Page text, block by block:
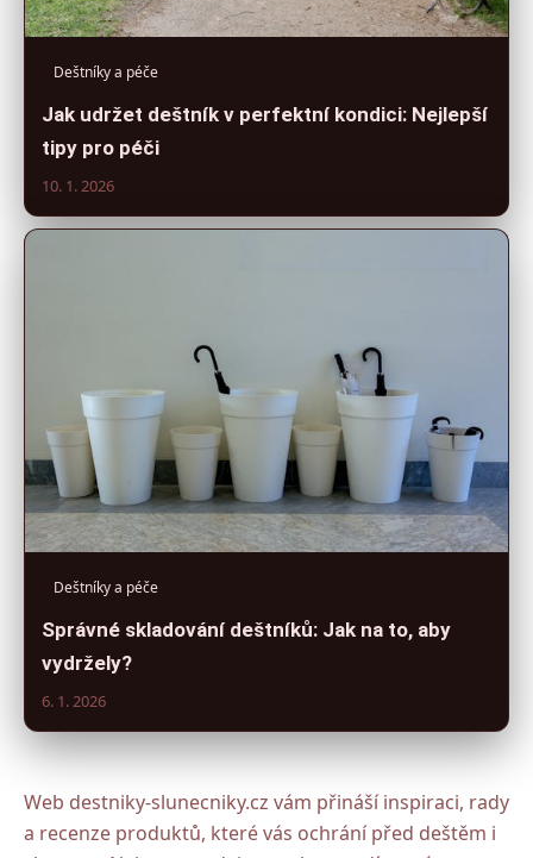
Deštníky a péče
Jak udržet deštník v perfektní kondici: Nejlepší
tipy pro péči
10. 1. 2026
Deštníky a péče
Správné skladování deštníků: Jak na to, aby
vydržely?
6. 1. 2026
Web destniky-slunecniky.cz vám přináší inspiraci, rady
a recenze produktů, které vás ochrání před deštěm i